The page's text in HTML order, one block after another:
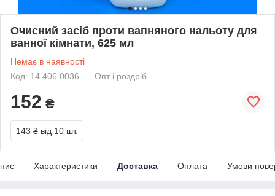
Очисний засіб проти вапняного нальоту для
ванної кімнати, 625 мл
Немає в наявності
Код: 14.406.0036
Опт і роздріб
152 ₴
143 ₴ від 10 шт.
Характеристики Доставка Оплата Умови